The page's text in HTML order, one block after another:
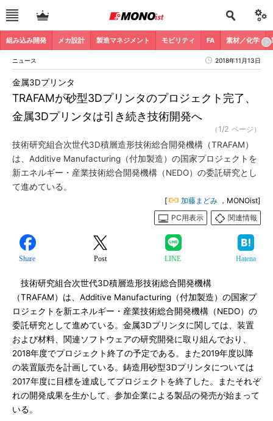
組み込み開発 メカ設計 製造マネジメント モビリティ FA 素材／化学
ニュース 2018年11月13日
TRAFAMが砂型3Dプリンタのプロジェクト完了、
金属3Dプリンタは引き続き技術開発へ
金属3Dプリンタ
（1/2 ページ）
技術研究組合次世代3D積層造形技術総合開発機構（TRAFAM）
は、Additive Manufacturing（付加製造）の国家プロジェクトを
新エネルギー・産業技術総合開発機構（NEDO）の委託研究とし
て進めている。
[ 加藤まどみ ，MONOist]
PC用表示
関連情報
Share Post LINE Hatena
技術研究組合次世代3D積層造形技術総合開発機構
（TRAFAM）は、Additive Manufacturing（付加製造）の国家プ
ロジェクトを新エネルギー・産業技術総合開発機構（NEDO）の
委託研究として進めている。金属3Dプリンタに関しては、装置
および材料、関連ソフトウェアの研究開発に取り組んでおり、
2018年度でプロジェクト終了の予定である。また2019年度以降
の装置販売を計画している。鋳造用砂型3Dプリンタについては
2017年度に目標を達成してプロジェクトを終了した。またそれぞ
れの開発成果を生かして、参加企業による製品の発売が始まって
いる。